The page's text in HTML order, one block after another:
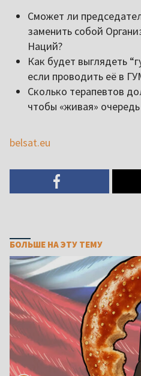
Сможет ли
заменить собой
Наций?
Как будет выглядеть
если проводить её в
Сколько терапевтов
чтобы «живая»
belsat.eu
БОЛЬШЕ НА ЭТУ ТЕМУ